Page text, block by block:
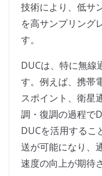
技術により、低サ
を高サンプリング
す。
DUCは、特に無線
す。例えば、携帯
スポイント、衛星
調・復調の過程で
DUCを活用するこ
送が可能になり、
速度の向上が期待